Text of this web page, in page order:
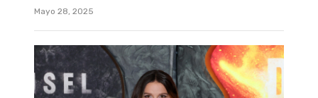
Mayo 28, 2025